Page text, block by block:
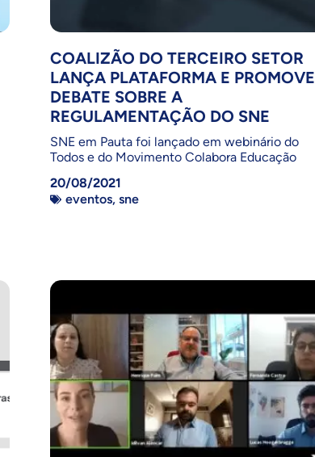
COALIZÃO DO TERCEIRO SETOR
LANÇA PLATAFORMA E PROMOVE
DEBATE SOBRE A
REGULAMENTAÇÃO DO SNE
SNE em Pauta foi lançado em webinário do
Todos e do Movimento Colabora Educação
20/08/2021
eventos, sne